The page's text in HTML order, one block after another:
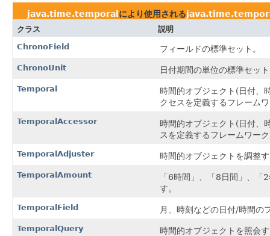
java.time.temporalにより使用される
クラス
説明
ChronoField
フィールドの標準セット。
ChronoUnit 日付期間の単位の標準セッ
Temporal
時間的オブジェクト(日付、
クセスを定義するフレーム
TemporalAccessor
時間的オブジェクト(日付、
スを定義するフレームワー
TemporalAdjuster 時間的オブジェクトを調整
TemporalAmount
「6時間」、「8日間」、
す。
TemporalField 月、時刻などの日付/時間の
TemporalQuery 時間的オブジェクトを照会